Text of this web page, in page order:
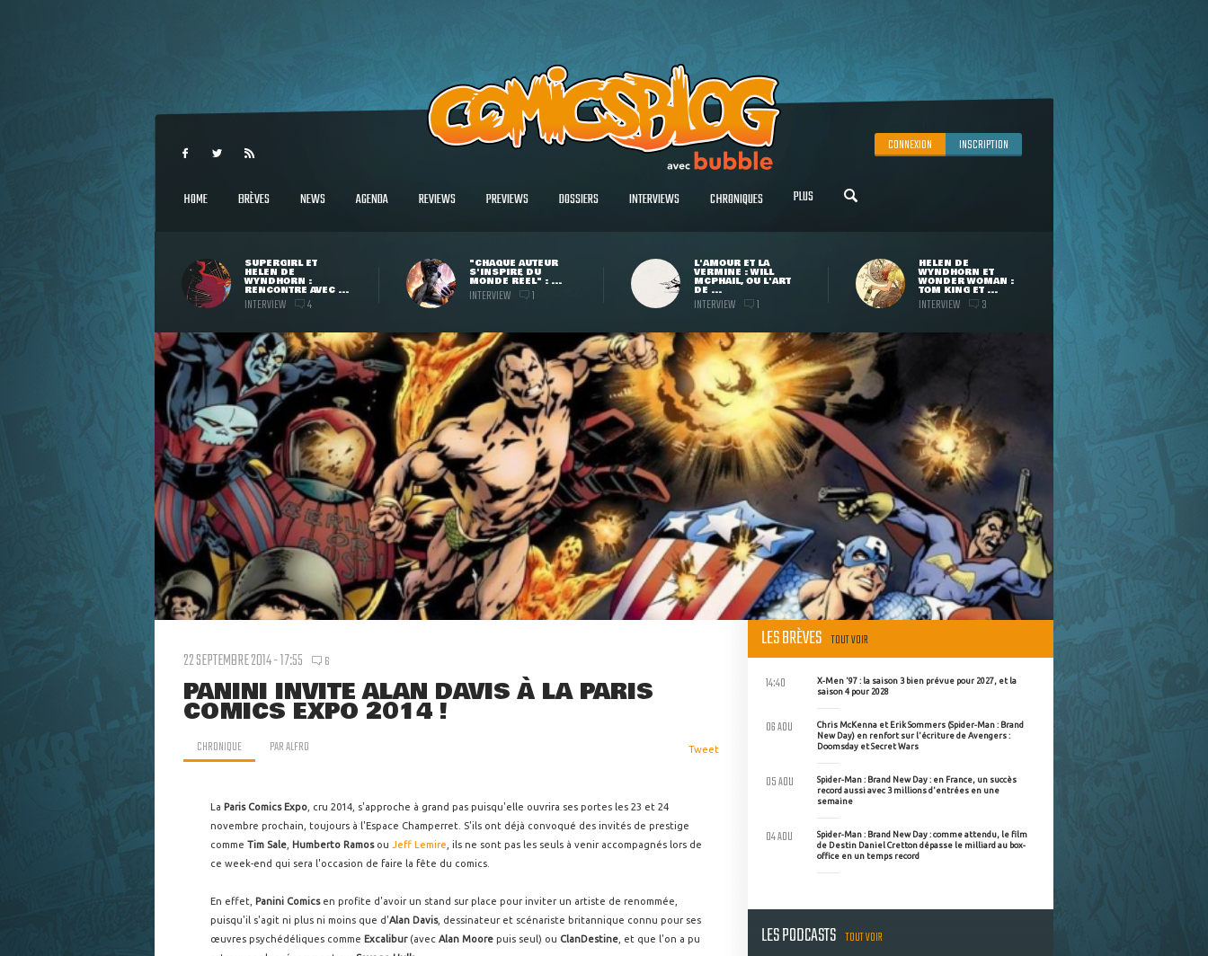
CONNEXION INSCRIPTION
HOME BRÈVES NEWS AGENDA REVIEWS PREVIEWS DOSSIERS INTERVIEWS CHRONIQUES PLUS
SUPERGIRL ET
HELEN DE
WYNDHORN :
RENCONTRE AVEC ...
INTERVIEW 4
"CHAQUE AUTEUR
S'INSPIRE DU
MONDE RÉEL" : ...
INTERVIEW 1
L'AMOUR ET LA
VERMINE : WILL
MCPHAIL, OU L'ART
DE ...
INTERVIEW 1
HELEN DE
WYNDHORN ET
WONDER WOMAN :
TOM KING ET ...
INTERVIEW 3
22 SEPTEMBRE 2014 - 17:55 6
PANINI INVITE ALAN DAVIS À LA PARIS
COMICS EXPO 2014 !
CHRONIQUE PARALFRO Tweet
La Paris Comics Expo , cru 2014, s'approche à grand pas puisqu'elle ouvrira ses portes les 23 et 24
novembre prochain, toujours à l'Espace Champerret. S'ils ont déjà convoqué des invités de prestige
comme Tim Sale Humberto Ramosou Jeff Lemire , ils ne sont pas les seuls à venir accompagnés lors de
ce week-end qui sera l'occasion de faire la fête du comics.
En effet, Panini Comicsen profite d'avoir un stand sur place pour inviter un artiste de renommée,
puisqu'il s'agit ni plus ni moins que d'Alan Davis, dessinateur et scénariste britannique connu pour ses
œuvres psychédéliques comme Excalibur(avec Alan Moore puis seul) ou ClanDestine , et que l'on a pu
LES BRÈVES TOUT VOIR
X-Men '97 : la saison 3 bien prévue pour 2027, et la
saison 4 pour 2028
14:40
Chris McKenna et Erik Sommers (Spider-Man : Brand
New Day) en renfort sur l'écriture de Avengers :
Doomsday et Secret Wars
06 AOU
Spider-Man : Brand New Day : en France, un succès
record aussi avec 3 millions d'entrées en une
semaine
05 AOU
Spider-Man : Brand New Day : comme attendu, le film
de Destin Daniel Cretton dépasse le milliard au box-
office en un temps record
04 AOU
LES PODCASTS TOUT VOIR